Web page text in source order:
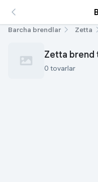
Barcha brendlar Zetta
Zetta brend
0 tovarlar